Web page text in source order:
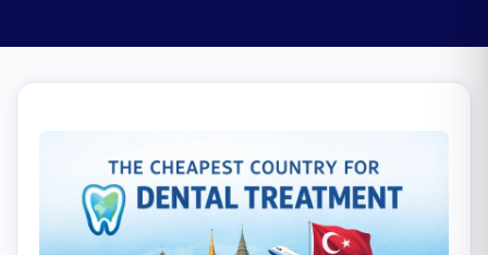
Italiano
Română
Русский